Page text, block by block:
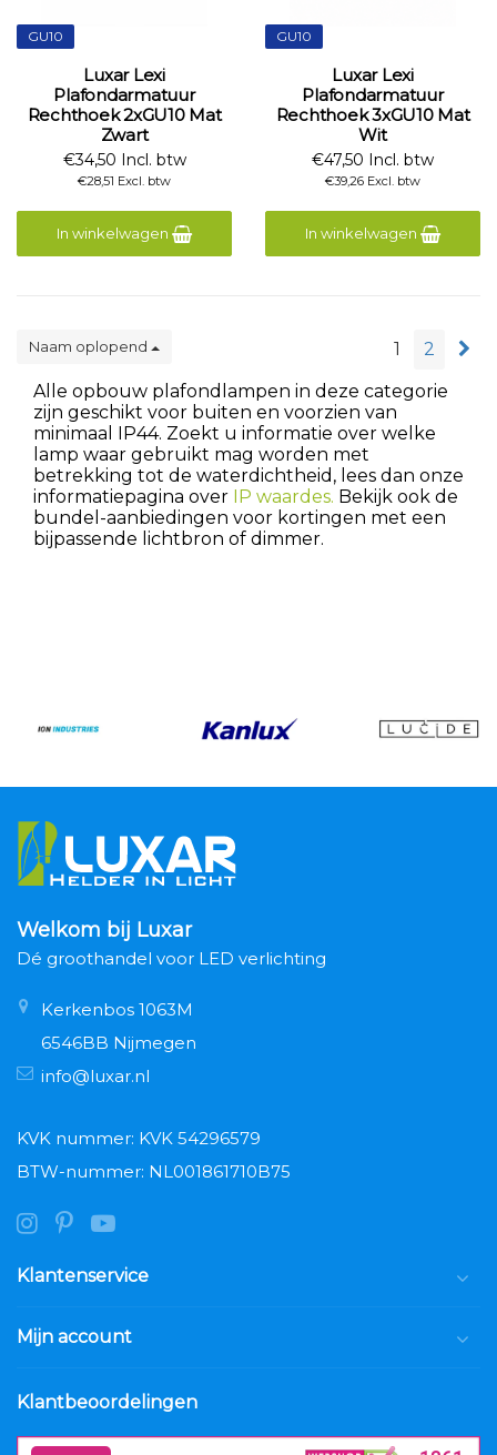
GU10
Luxar Lexi
Plafondarmatuur
Rechthoek 2xGU10 Mat
Zwart
€34,50 Incl. btw
€28,51 Excl. btw
In winkelwagen
GU10
Luxar Lexi
Plafondarmatuur
Rechthoek 3xGU10 Mat
Wit
€47,50 Incl. btw
€39,26 Excl. btw
In winkelwagen
Naam oplopend 1
2
Alle opbouw plafondlampen in deze categorie
zijn geschikt voor buiten en voorzien van
minimaal IP44. Zoekt u informatie over welke
lamp waar gebruikt mag worden met
betrekking tot de waterdichtheid, lees dan onze
informatiepagina over IP waardes. Bekijk ook de
bundel-aanbiedingen voor kortingen met een
bijpassende lichtbron of dimmer.
Welkom bij Luxar
Dé groothandel voor LED verlichting
Kerkenbos 1063M
6546BB Nijmegen
info@luxar.nl
KVK nummer: KVK 54296579
BTW-nummer: NL001861710B75
Klantenservice
Mijn account
Klantbeoordelingen